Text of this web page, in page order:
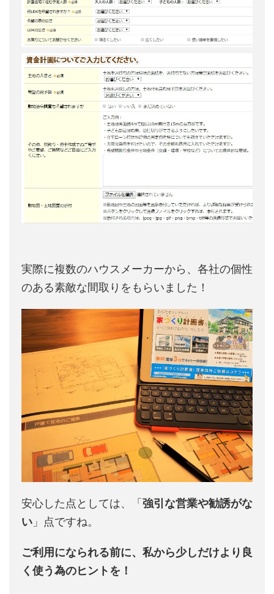
実際に複数のハウスメーカーから、各社の個性
のある素敵な間取りをもらいました！
安心した点としては、「 強引な営業や勧誘がな
い 」点ですね。
ご利用になられる前に、私から少しだけより良
く使う為のヒントを！